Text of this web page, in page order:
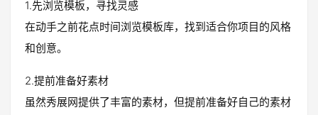
1.先浏览模板，寻找灵感
在动手之前花点时间浏览模板库，找到适合你项目的风格
和创意。
2.提前准备好素材
虽然秀展网提供了丰富的素材，但提前准备好自己的素材